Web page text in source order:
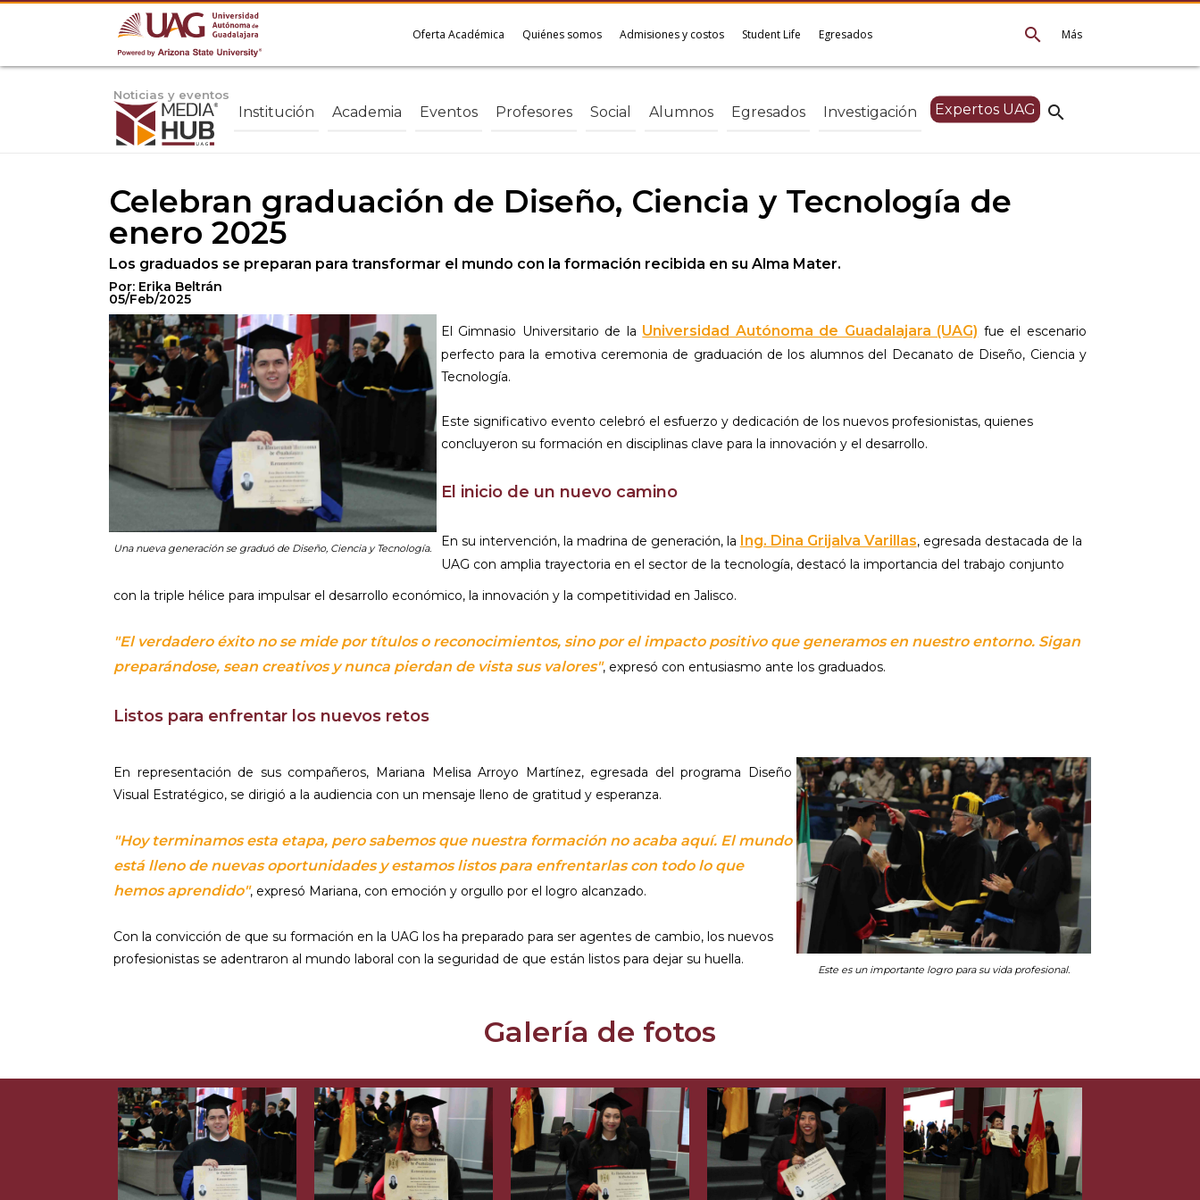
Más
search
Oferta Académica Quiénes somos Admisiones y costos Student Life Egresados
Noticias y eventos
search
Institución Academia Eventos Profesores Social Alumnos Egresados Investigación Expertos UAG
Celebran graduación de Diseño, Ciencia y Tecnología de
enero 2025
Los graduados se preparan para transformar el mundo con la formación recibida en su Alma Mater.
Por: Erika Beltrán
05/Feb/2025
Una nueva generación se graduó de Diseño, Ciencia y Tecnología.
El Gimnasio Universitario de la Universidad Autónoma de Guadalajara (UAG) fue el escenario
perfecto para la emotiva ceremonia de graduación de los alumnos del Decanato de Diseño, Ciencia y
Tecnología.
Este significativo evento celebró el esfuerzo y dedicación de los nuevos profesionistas, quienes
concluyeron su formación en disciplinas clave para la innovación y el desarrollo.
El inicio de un nuevo camino
En su intervención, la madrina de generación, la Ing. Dina Grijalva Varillas, egresada destacada de la
UAG con amplia trayectoria en el sector de la tecnología, destacó la importancia del trabajo conjunto
con la triple hélice para impulsar el desarrollo económico, la innovación y la competitividad en Jalisco.
"El verdadero éxito no se mide por títulos o reconocimientos, sino por el impacto positivo que generamos en nuestro entorno. Sigan
preparándose, sean creativos y nunca pierdan de vista sus valores", expresó con entusiasmo ante los graduados.
Listos para enfrentar los nuevos retos
En representación de sus compañeros, Mariana Melisa Arroyo Martínez, egresada del programa Diseño
Visual Estratégico, se dirigió a la audiencia con un mensaje lleno de gratitud y esperanza.
"Hoy terminamos esta etapa, pero sabemos que nuestra formación no acaba aquí. El mundo
está lleno de nuevas oportunidades y estamos listos para enfrentarlas con todo lo que
hemos aprendido", expresó Mariana, con emoción y orgullo por el logro alcanzado.
Con la convicción de que su formación en la UAG los ha preparado para ser agentes de cambio, los nuevos
profesionistas se adentraron al mundo laboral con la seguridad de que están listos para dejar su huella.
Este es un importante logro para su vida profesional.
Galería de fotos